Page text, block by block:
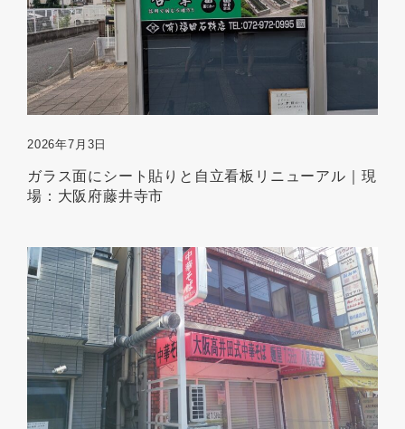
2026年7月3日
ガラス面にシート貼りと自立看板リニューアル｜現
場：大阪府藤井寺市